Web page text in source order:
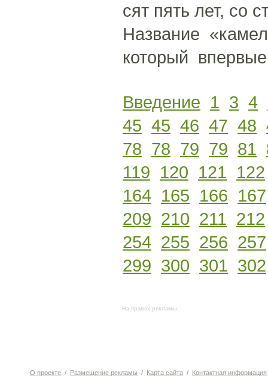
сят пять лет, со
Название
который впервые
Введение 1 3 4
45 45 46 47 48
78 78 79 79 81
119 120 121 122
164 165 166 167
209 210 211 212
254 255 256 257
299 300 301 302
На правах рекламы:
О проекте / Размещение рекламы / Карта сайта / Контактная информация